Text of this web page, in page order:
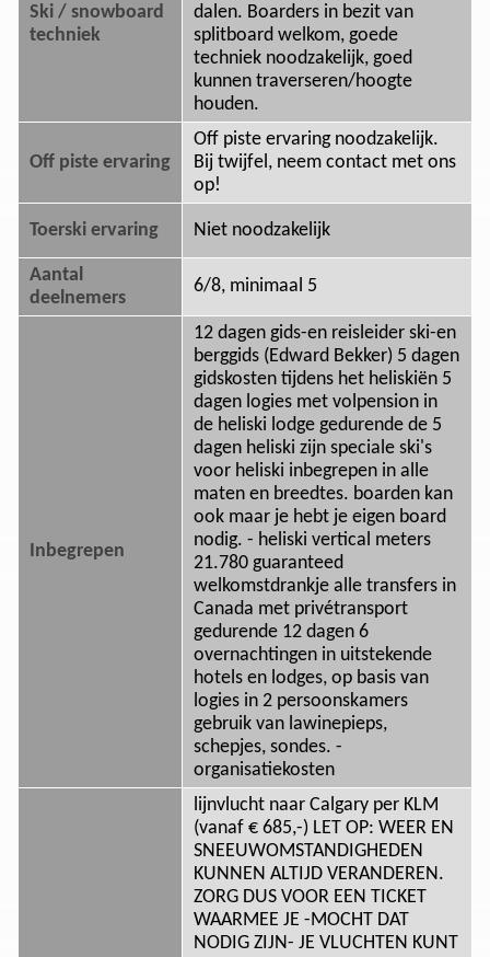
Ski / snowboard
techniek
dalen. Boarders in bezit van
splitboard welkom, goede
techniek noodzakelijk, goed
kunnen traverseren/hoogte
houden.
Off piste ervaring
Off piste ervaring noodzakelijk.
Bij twijfel, neem contact met ons
op!
Toerski ervaring Niet noodzakelijk
Aantal
deelnemers
6/8, minimaal 5
Inbegrepen
12 dagen gids-en reisleider ski-en
berggids (Edward Bekker) 5 dagen
gidskosten tijdens het heliskiën 5
dagen logies met volpension in
de heliski lodge gedurende de 5
dagen heliski zijn speciale ski's
voor heliski inbegrepen in alle
maten en breedtes. boarden kan
ook maar je hebt je eigen board
nodig. - heliski vertical meters
21.780 guaranteed
welkomstdrankje alle transfers in
Canada met privétransport
gedurende 12 dagen 6
overnachtingen in uitstekende
hotels en lodges, op basis van
logies in 2 persoonskamers
gebruik van lawinepieps,
schepjes, sondes. -
organisatiekosten
lijnvlucht naar Calgary per KLM
(vanaf € 685,-) LET OP: WEER EN
SNEEUWOMSTANDIGHEDEN
KUNNEN ALTIJD VERANDEREN.
ZORG DUS VOOR EEN TICKET
WAARMEE JE -MOCHT DAT
NODIG ZIJN- JE VLUCHTEN KUNT